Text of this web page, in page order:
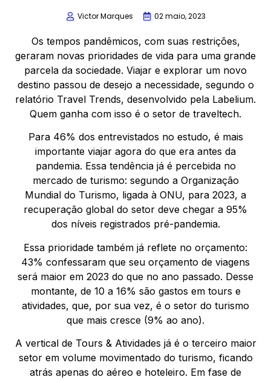
Victor Marques 02 maio, 2023
Os tempos pandêmicos, com suas restrições,
geraram novas prioridades de vida para uma grande
parcela da sociedade. Viajar e explorar um novo
destino passou de desejo a necessidade, segundo o
relatório Travel Trends, desenvolvido pela Labelium.
Quem ganha com isso é o setor de traveltech.
Para 46% dos entrevistados no estudo, é mais
importante viajar agora do que era antes da
pandemia. Essa tendência já é percebida no
mercado de turismo: segundo a Organização
Mundial do Turismo, ligada à ONU, para 2023, a
recuperação global do setor deve chegar a 95%
dos níveis registrados pré-pandemia.
Essa prioridade também já reflete no orçamento:
43% confessaram que seu orçamento de viagens
será maior em 2023 do que no ano passado. Desse
montante, de 10 a 16% são gastos em tours e
atividades, que, por sua vez, é o setor do turismo
que mais cresce (9% ao ano).
A vertical de Tours & Atividades já é o terceiro maior
setor em volume movimentado do turismo, ficando
atrás apenas do aéreo e hoteleiro. Em fase de